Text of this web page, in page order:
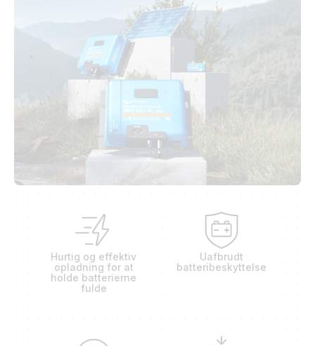
Hurtig og effektiv
opladning for at
holde batterierne
fulde
Uafbrudt
batteribeskyttelse